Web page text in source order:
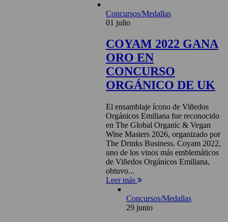
Concursos/Medallas
01 julio
COYAM 2022 GANA
ORO EN
CONCURSO
ORGÁNICO DE UK
El ensamblaje ícono de Viñedos
Orgánicos Emiliana fue reconocido
en The Global Organic & Vegan
Wine Masters 2026, organizado por
The Drinks Business. Coyam 2022,
uno de los vinos más emblemáticos
de Viñedos Orgánicos Emiliana,
obtuvo...
Leer más
Concursos/Medallas
29 junio